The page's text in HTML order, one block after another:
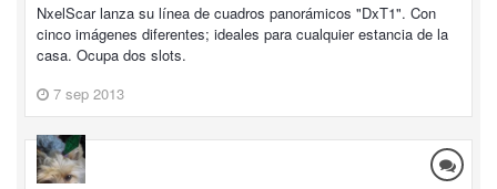
NxelScar lanza su línea de cuadros panorámicos "DxT1". Con
cinco imágenes diferentes; ideales para cualquier estancia de la
casa. Ocupa dos slots.
7 sep 2013